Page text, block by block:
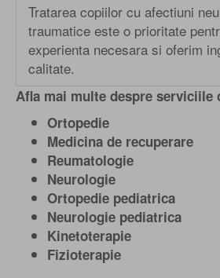
Tratarea copiilor cu afectiuni
traumatice este o prioritate
experienta necesara si oferim
calitate.
Afla mai multe despre serviciile
Ortopedie
Medicina de recuperare
Reumatologie
Neurologie
Ortopedie pediatrica
Neurologie pediatrica
Kinetoterapie
Fizioterapie